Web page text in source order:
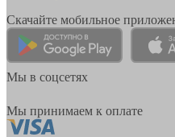
Скачайте мобильное
Мы в соцсетях
Мы принимаем к оплате